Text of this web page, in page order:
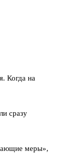
Когда на
сразу
меры»,